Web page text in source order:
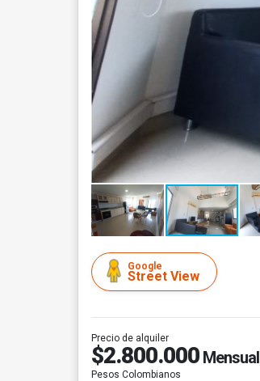
Google
Street View
Precio de alquiler
$2.800.000 Mensual
Pesos Colombianos